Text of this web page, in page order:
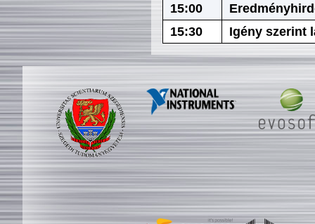
15:00
15:30
Igény szerint